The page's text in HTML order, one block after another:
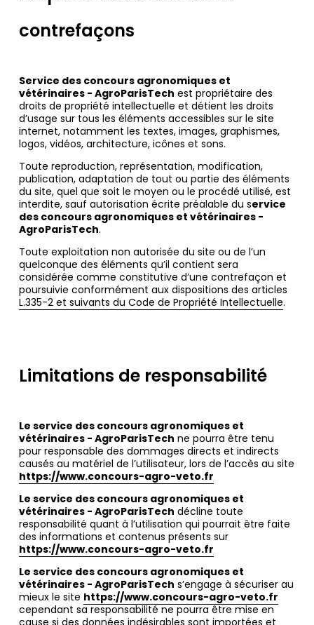
contrefaçons
Service des concours agronomiques et
vétérinaires - AgroParisTech est propriétaire des
droits de propriété intellectuelle et détient les droits
d’usage sur tous les éléments accessibles sur le site
internet, notamment les textes, images, graphismes,
logos, vidéos, architecture, icônes et sons.
Toute reproduction, représentation, modification,
publication, adaptation de tout ou partie des éléments
du site, quel que soit le moyen ou le procédé utilisé, est
interdite, sauf autorisation écrite préalable du service
des concours agronomiques et vétérinaires -
AgroParisTech.
Toute exploitation non autorisée du site ou de l’un
quelconque des éléments qu’il contient sera
considérée comme constitutive d’une contrefaçon et
poursuivie conformément aux dispositions des articles
L.335-2 et suivants du Code de Propriété Intellectuelle.
Limitations de responsabilité
Le service des concours agronomiques et
vétérinaires - AgroParisTech ne pourra être tenu
pour responsable des dommages directs et indirects
causés au matériel de l’utilisateur, lors de l’accès au site
https://www.concours-agro-veto.fr
Le service des concours agronomiques et
vétérinaires - AgroParisTech décline toute
responsabilité quant à l’utilisation qui pourrait être faite
des informations et contenus présents sur
https://www.concours-agro-veto.fr
Le service des concours agronomiques et
vétérinaires - AgroParisTech s’engage à sécuriser au
mieux le site https://www.concours-agro-veto.fr
cependant sa responsabilité ne pourra être mise en
cause si des données indésirables sont importées et